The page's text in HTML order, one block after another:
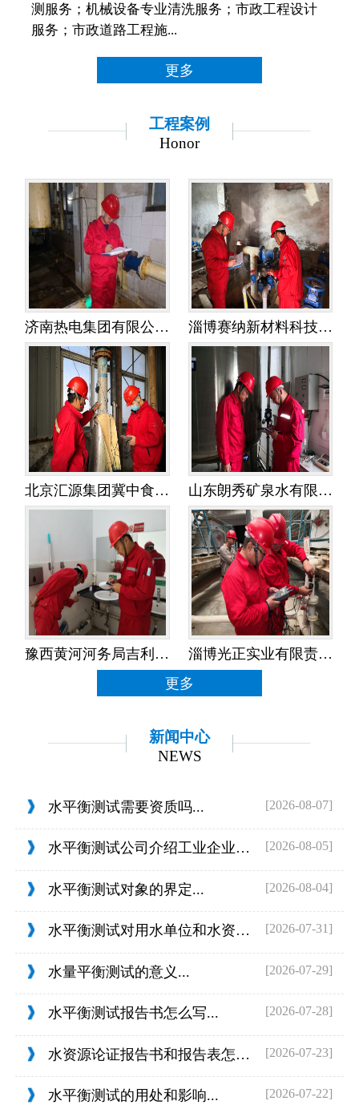
测服务；机械设备专业清洗服务；市政工程设计
服务；市政道路工程施...
更多
工程案例
Honor
济南热电集团有限公司金鸡岭热电分公司——水平衡测试 淄博赛纳新材料科技有限公司——水平衡测试
北京汇源集团冀中食品饮料有限公司——水平衡测试 山东朗秀矿泉水有限公司——水平衡测试
豫西黄河河务局吉利黄河河务局——水平衡测试
淄博光正实业有限责任公司——水平衡测试
更多
新闻中心
NEWS
水平衡测试需要资质吗... [2026-08-07]
水平衡测试公司介绍工业企业的用水范围... [2026-08-05]
水平衡测试对象的界定... [2026-08-04]
水平衡测试对用水单位和水资源管理的目... [2026-07-31]
水量平衡测试的意义... [2026-07-29]
水平衡测试报告书怎么写... [2026-07-28]
水资源论证报告书和报告表怎么判定... [2026-07-23]
水平衡测试的用处和影响... [2026-07-22]